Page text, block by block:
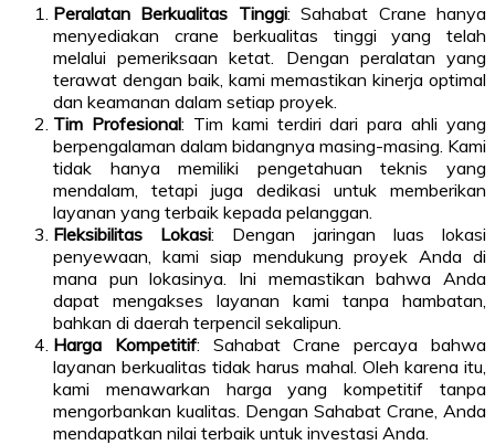
Peralatan Berkualitas Tinggi: Sahabat Crane hanya
menyediakan crane berkualitas tinggi yang telah
melalui pemeriksaan ketat. Dengan peralatan yang
terawat dengan baik, kami memastikan kinerja optimal
dan keamanan dalam setiap proyek.
Tim Profesional: Tim kami terdiri dari para ahli yang
berpengalaman dalam bidangnya masing-masing. Kami
tidak hanya memiliki pengetahuan teknis yang
mendalam, tetapi juga dedikasi untuk memberikan
layanan yang terbaik kepada pelanggan.
Fleksibilitas Lokasi: Dengan jaringan luas lokasi
penyewaan, kami siap mendukung proyek Anda di
mana pun lokasinya. Ini memastikan bahwa Anda
dapat mengakses layanan kami tanpa hambatan,
bahkan di daerah terpencil sekalipun.
Harga Kompetitif: Sahabat Crane percaya bahwa
layanan berkualitas tidak harus mahal. Oleh karena itu,
kami menawarkan harga yang kompetitif tanpa
mengorbankan kualitas. Dengan Sahabat Crane, Anda
mendapatkan nilai terbaik untuk investasi Anda.